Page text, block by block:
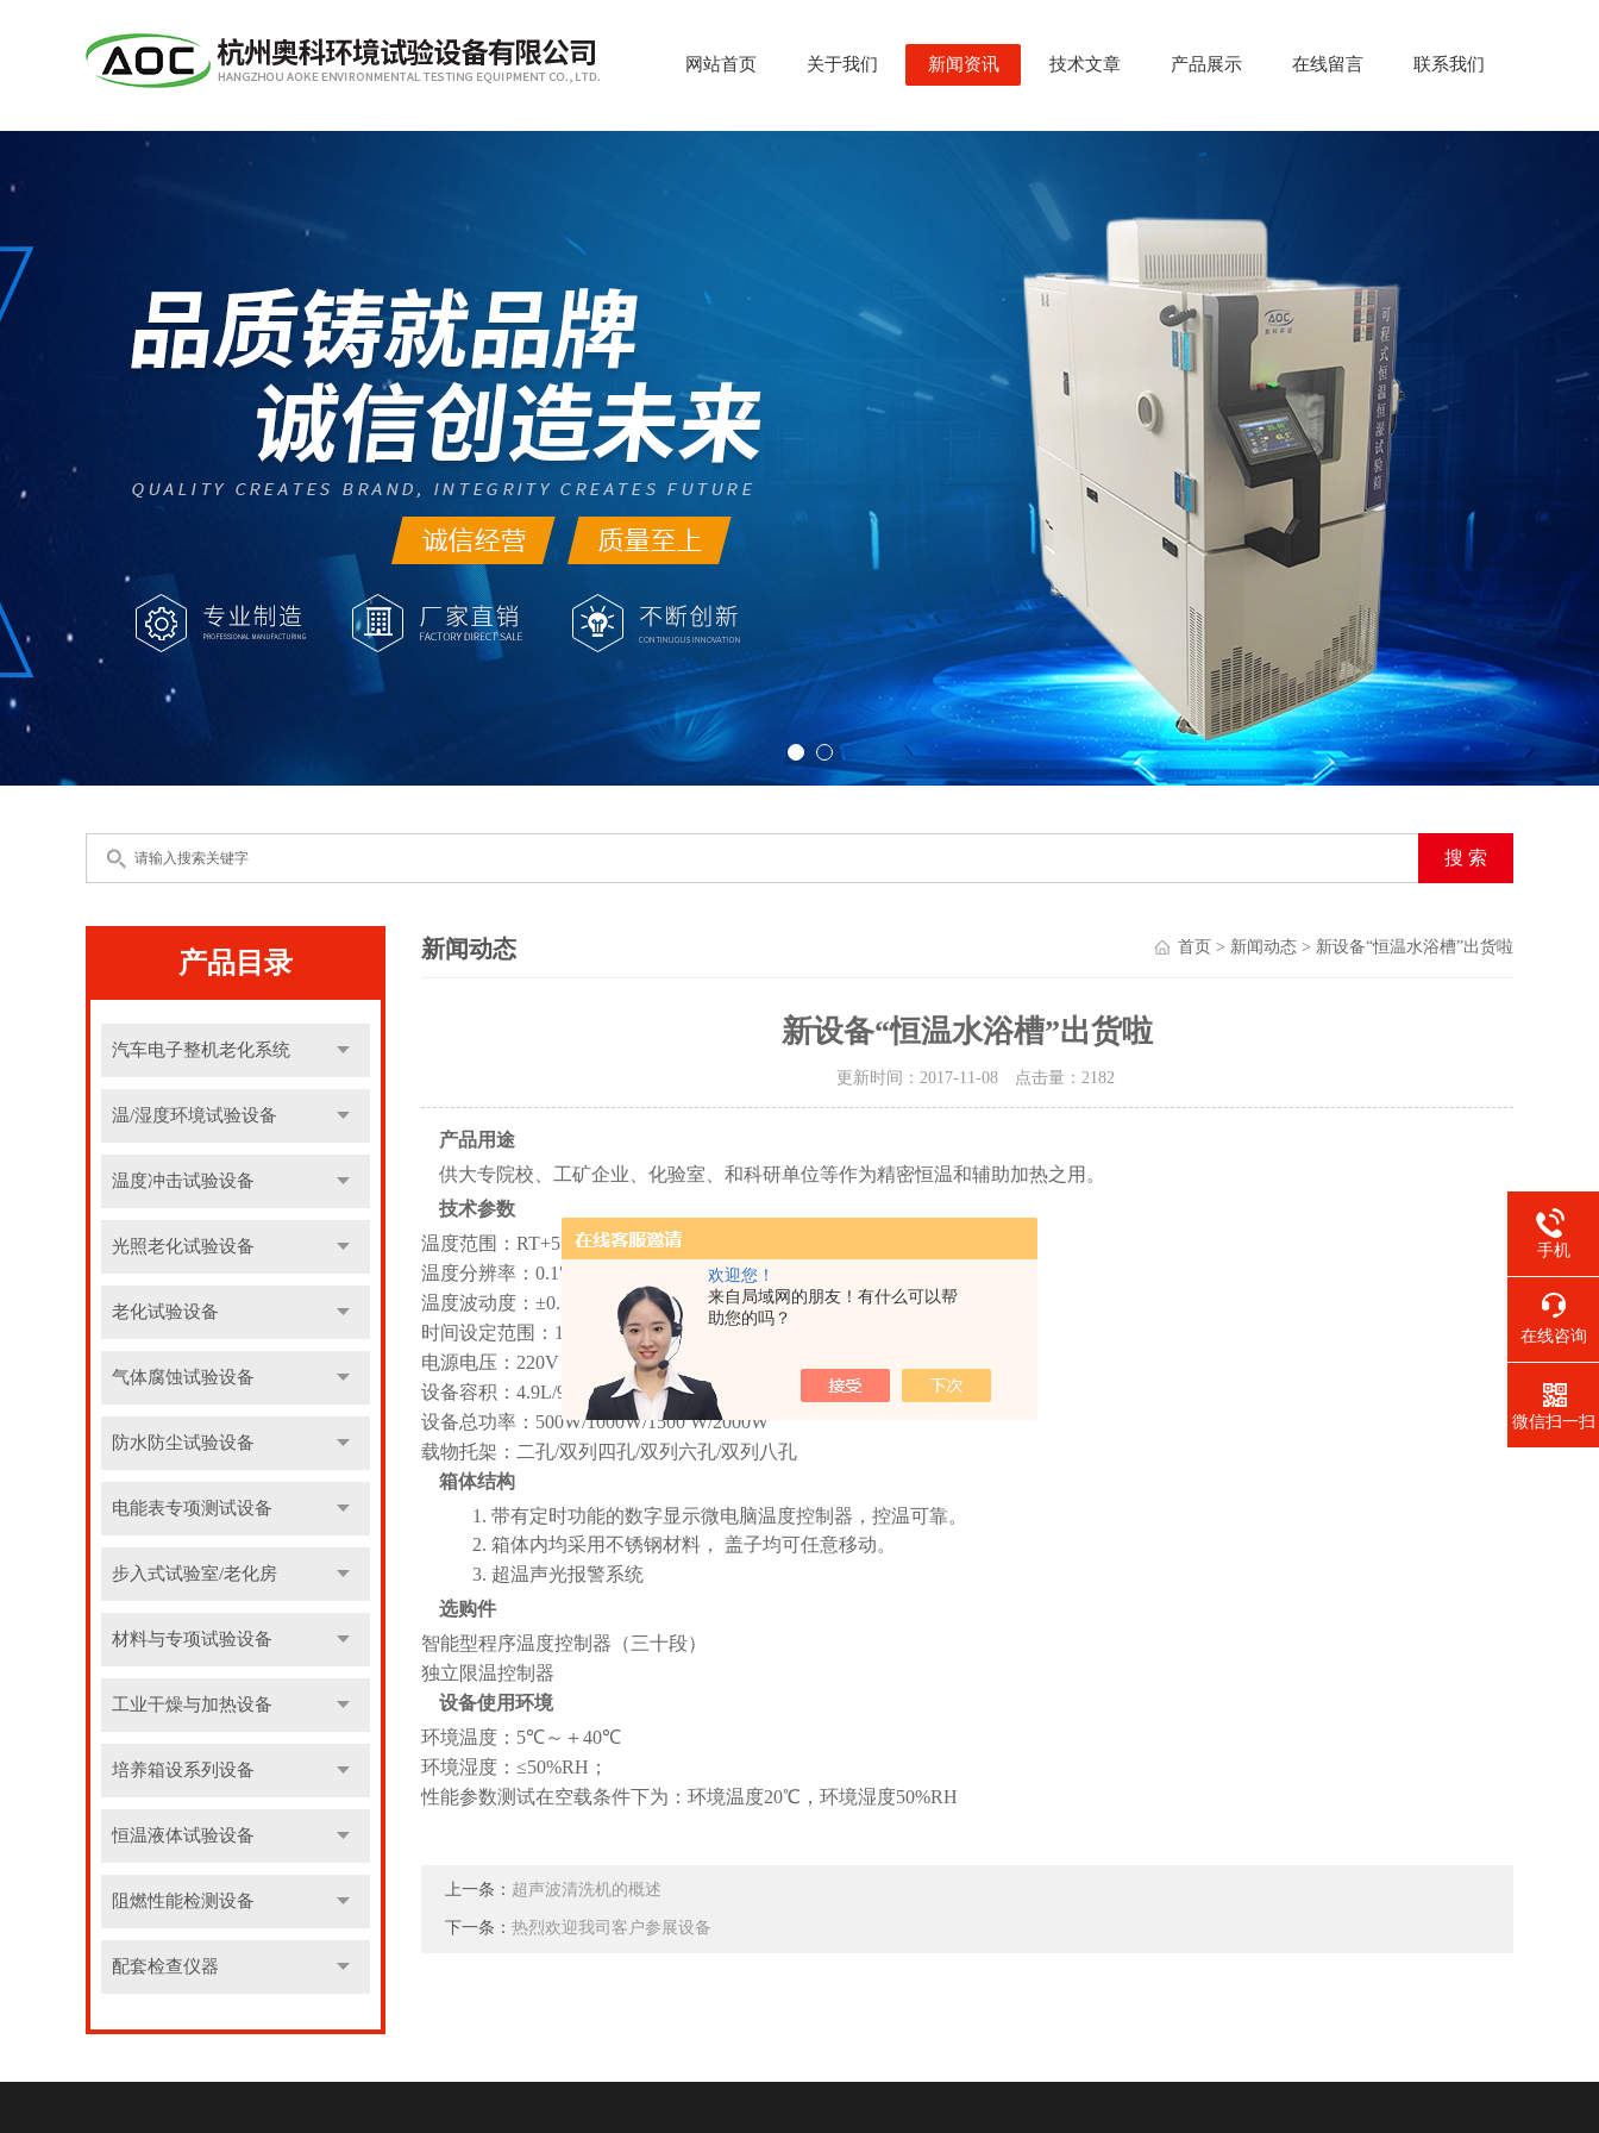
欢迎您！
来自局域网的朋友！有什么可以帮
助您的吗？
网站首页 关于我们 新闻资讯 技术文章 产品展示 在线留言 联系我们
产品目录
汽车电子整机老化系统
温/湿度环境试验设备
温度冲击试验设备
光照老化试验设备
老化试验设备
气体腐蚀试验设备
防水防尘试验设备
电能表专项测试设备
步入式试验室/老化房
材料与专项试验设备
工业干燥与加热设备
培养箱设系列设备
恒温液体试验设备
阻燃性能检测设备
配套检查仪器
新闻动态 首页 > 新闻动态 > 新设备“恒温水浴槽”出货啦
新设备“恒温水浴槽”出货啦
更新时间：2017-11-08 点击量： 2182
产品用途
供大专院校、工矿企业、化验室、和科研单位等作为精密恒温和辅助加热之用。
技术参数
温度范围： RT+5 ℃~99℃
温度分辨率： 0.1 ℃
温度波动度：±0.5
（空载时）
时间设定范围： 1
9999 minutes
电源电压： 220V 50HZ
设备容积： 4.9L/9.9L/14.8L/19.8
设备总功率： 500W/1000W/1500 W/2000W
载物托架：二孔/双列四孔/双列六孔/双列八孔
箱体结构
1. 带有定时功能的数字显示微电脑温度控制器，控温可靠。
2. 箱体内均采用不锈钢材料，
盖子均可任意移动。
3. 超温声光报警系统
选购件
智能型程序温度控制器（三十段）
独立限温控制器
设备使用环境
环境温度： 5℃～＋ 40℃
环境湿度：≤50%RH ；
性能参数测试在空载条件下为：环境温度20℃ ，环境湿度50%RH
上一条： 超声波清洗机的概述
下一条： 热烈欢迎我司客户参展设备
手机
在线咨询
微信扫一扫